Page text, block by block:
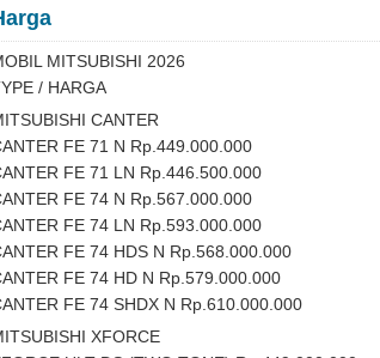
MITSUBISHI 2026
/ HARGA
CANTER
FE 71 N Rp.449.000.000
FE 71 LN Rp.446.500.000
FE 74 N Rp.567.000.000
FE 74 LN Rp.593.000.000
FE 74 HDS N Rp.568.000.000
FE 74 HD N Rp.579.000.000
FE 74 SHDX N Rp.610.000.000
XFORCE